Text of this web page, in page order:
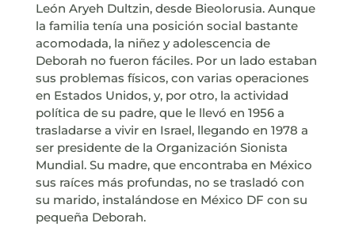
León Aryeh Dultzin, desde Bieolorusia. Aunque
la familia tenía una posición social bastante
acomodada, la niñez y adolescencia de
Deborah no fueron fáciles. Por un lado estaban
sus problemas físicos, con varias operaciones
en Estados Unidos, y, por otro, la actividad
política de su padre, que le llevó en 1956 a
trasladarse a vivir en Israel, llegando en 1978 a
ser presidente de la Organización Sionista
Mundial. Su madre, que encontraba en México
sus raíces más profundas, no se trasladó con
su marido, instalándose en México DF con su
pequeña Deborah.